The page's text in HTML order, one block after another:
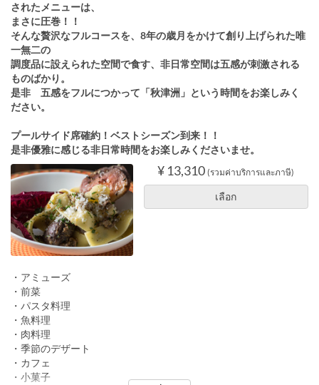
されたメニューは、
まさに圧巻！！
そんな贅沢なフルコースを、8年の歳月をかけて創り上げられた唯
一無二の
調度品に設えられた空間で食す、非日常空間は五感が刺激される
ものばかり。
是非 五感をフルにつかって「秋津洲」という時間をお楽しみく
ださい。
プールサイド席確約！ベストシーズン到来！！
是非優雅に感じる非日常時間をお楽しみくださいませ。
¥ 13,310 (รวมค่าบริการและภาษี)
เลือก
・アミューズ
・前菜
・パスタ料理
・魚料理
・肉料理
・季節のデザート
・カフェ
・小菓子